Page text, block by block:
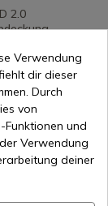
2.0
-
- 38 cm)
Verwendung
dir dieser
Durch
von
und
Verwendung
deiner